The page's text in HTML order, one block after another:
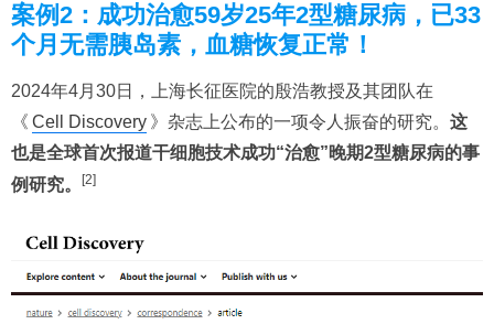
案例2：成功治愈59岁25年2型糖尿病，已33
个月无需胰岛素，血糖恢复正常！
2024年4月30日，上海长征医院的殷浩教授及其团队在
《 Cell Discovery 》杂志上公布的一项令人振奋的研究。 这
也是全球首次报道干细胞技术成功“治愈”晚期2型糖尿病的事
例研究。
[2]